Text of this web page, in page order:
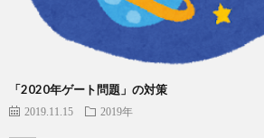
「2020年ゲート問題」の対策
2019.11.15 2019年